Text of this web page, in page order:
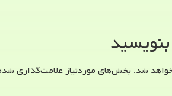
شد. بخش‌های موردنیاز علامت‌گذاری